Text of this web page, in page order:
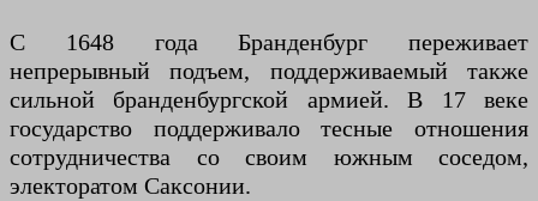
С 1648 года Бранденбург переживает
непрерывный подъем, поддерживаемый также
сильной бранденбургской армией. В 17 веке
государство поддерживало тесные отношения
сотрудничества со своим южным соседом,
электоратом Саксонии.